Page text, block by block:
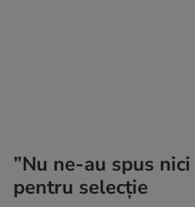
”Nu ne-au spus
pentru selecție